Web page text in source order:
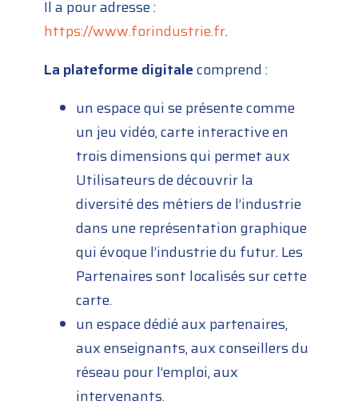
Il a pour adresse :
https://www.forindustrie.fr.
La plateforme digitalecomprend :
un espace qui se présente comme
un jeu vidéo, carte interactive en
trois dimensions qui permet aux
Utilisateurs de découvrir la
diversité des métiers de l’industrie
dans une représentation graphique
qui évoque l’industrie du futur. Les
Partenaires sont localisés sur cette
carte.
un espace dédié aux partenaires,
aux enseignants, aux conseillers du
réseau pour l’emploi, aux
intervenants.